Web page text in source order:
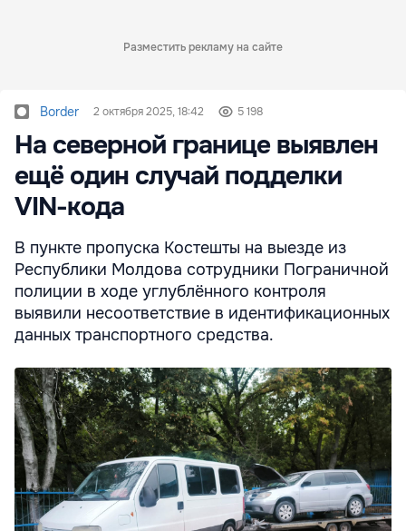
Разместить рекламу на сайте
Border 2 октября 2025, 18:42 5 198
На северной границе выявлен
ещё один случай подделки
VIN-кода
В пункте пропуска Костешты на выезде из
Республики Молдова сотрудники Пограничной
полиции в ходе углублённого контроля
выявили несоответствие в идентификационных
данных транспортного средства.